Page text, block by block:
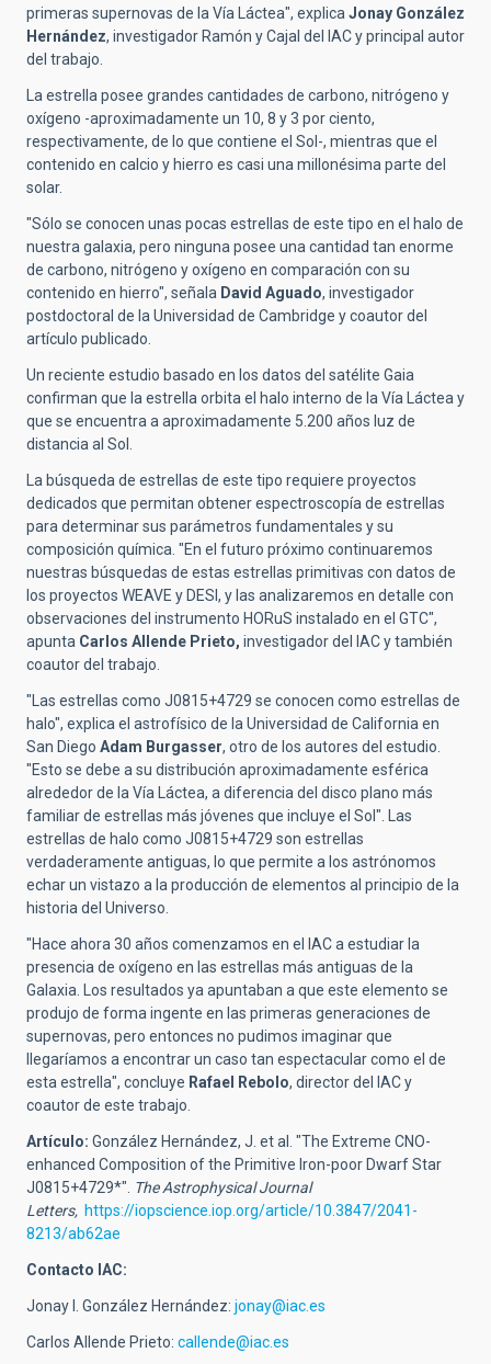
primeras supernovas de la Vía Láctea", explica Jonay González
Hernández, investigador Ramón y Cajal del IAC y principal autor
del trabajo.
La estrella posee grandes cantidades de carbono, nitrógeno y
oxígeno -aproximadamente un 10, 8 y 3 por ciento,
respectivamente, de lo que contiene el Sol-, mientras que el
contenido en calcio y hierro es casi una millonésima parte del
solar.
"Sólo se conocen unas pocas estrellas de este tipo en el halo de
nuestra galaxia, pero ninguna posee una cantidad tan enorme
de carbono, nitrógeno y oxígeno en comparación con su
contenido en hierro", señala David Aguado, investigador
postdoctoral de la Universidad de Cambridge y coautor del
artículo publicado.
Un reciente estudio basado en los datos del satélite Gaia
confirman que la estrella orbita el halo interno de la Vía Láctea y
que se encuentra a aproximadamente 5.200 años luz de
distancia al Sol.
La búsqueda de estrellas de este tipo requiere proyectos
dedicados que permitan obtener espectroscopía de estrellas
para determinar sus parámetros fundamentales y su
composición química. "En el futuro próximo continuaremos
nuestras búsquedas de estas estrellas primitivas con datos de
los proyectos WEAVE y DESI, y las analizaremos en detalle con
observaciones del instrumento HORuS instalado en el GTC",
apunta Carlos Allende Prieto, investigador del IAC y también
coautor del trabajo.
"Las estrellas como J0815+4729 se conocen como estrellas de
halo", explica el astrofísico de la Universidad de California en
San Diego Adam Burgasser, otro de los autores del estudio.
"Esto se debe a su distribución aproximadamente esférica
alrededor de la Vía Láctea, a diferencia del disco plano más
familiar de estrellas más jóvenes que incluye el Sol". Las
estrellas de halo como J0815+4729 son estrellas
verdaderamente antiguas, lo que permite a los astrónomos
echar un vistazo a la producción de elementos al principio de la
historia del Universo.
"Hace ahora 30 años comenzamos en el IAC a estudiar la
presencia de oxígeno en las estrellas más antiguas de la
Galaxia. Los resultados ya apuntaban a que este elemento se
produjo de forma ingente en las primeras generaciones de
supernovas, pero entonces no pudimos imaginar que
llegaríamos a encontrar un caso tan espectacular como el de
esta estrella", concluye Rafael Rebolo, director del IAC y
coautor de este trabajo.
Artículo: González Hernández, J. et al. "The Extreme CNO-
enhanced Composition of the Primitive Iron-poor Dwarf Star
J0815+4729*". The Astrophysical Journal
Letters, https://iopscience.iop.org/article/10.3847/2041-
8213/ab62ae
Contacto IAC:
Jonay I. González Hernández: jonay@iac.es
Carlos Allende Prieto: callende@iac.es